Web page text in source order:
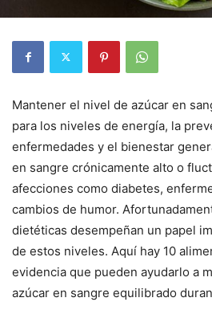
Mantener el nivel de azúcar en
para los niveles de energía, la
enfermedades y el bienestar
en sangre crónicamente alto o
afecciones como diabetes,
cambios de humor.
dietéticas desempeñan un papel
de estos niveles. Aquí hay 10
evidencia que pueden ayudarlo a
azúcar en sangre equilibrado